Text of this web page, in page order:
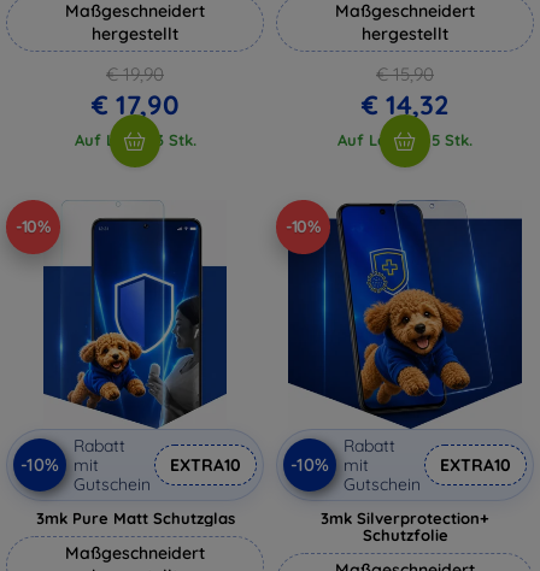
Maßgeschneidert
hergestellt
€ 19,90
€ 17,90
Auf Lager 3 Stk.
Maßgeschneidert
hergestellt
€ 15,90
€ 14,32
Auf Lager > 5 Stk.
-10%
-10%
Rabatt
mit
Gutschein
EXTRA10
3mk Pure Matt Schutzglas
Maßgeschneidert
-10%
-10%
Rabatt
mit
Gutschein
EXTRA10
3mk Silverprotection+
Schutzfolie